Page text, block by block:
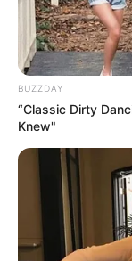
BUZZDAY
“Classic Dirty
Knew"